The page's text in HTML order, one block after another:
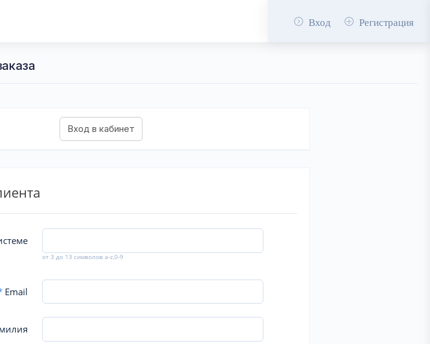
Вход Регистрация
от 3 до 13 символов a-z,0-9
Email